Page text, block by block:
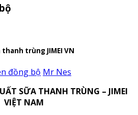
trùng JIMEI VN
đồng bộ Mr Nes
SỮA THANH TRÙNG – JIMEI
VIỆT NAM